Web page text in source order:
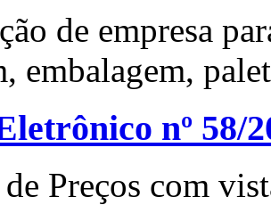
de empresa
embalagem,
nº 58/
Preços com